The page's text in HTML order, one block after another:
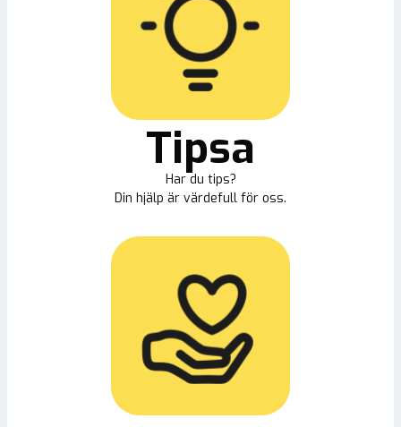
Tipsa
Har du tips?
Din hjälp är värdefull för oss.